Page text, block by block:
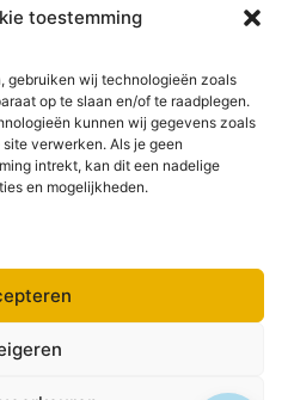
toestemming
gebruiken wij technologieën zoals
op te slaan en/of te raadplegen.
kunnen wij gegevens zoals
verwerken. Als je geen
intrekt, kan dit een nadelige
en mogelijkheden.
via telefoon of mail.